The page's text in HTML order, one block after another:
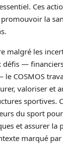
Ces
la
malgré les
défis —
COSMOS
valoriser et
sportives.
du sport
et assurer la
marqué